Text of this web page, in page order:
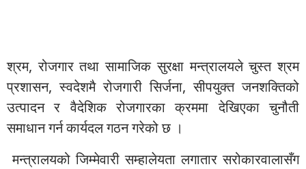
श्रम, रोजगार तथा सामाजिक सुरक्षा मन्त्रालयले चुस्त श्रम
प्रशासन, स्वदेशमै रोजगारी सिर्जना, सीपयुक्त जनशक्तिको
उत्पादन र वैदेशिक रोजगारका क्रममा देखिएका चुनौती
समाधान गर्न कार्यदल गठन गरेको छ ।
मन्त्रालयको जिम्मेवारी सम्हालेयता लगातार सरोकारवालासँग